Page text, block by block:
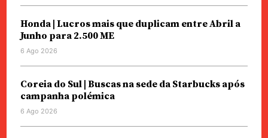
Honda | Lucros mais que duplicam entre Abril a
Junho para 2.500 ME
6 Ago 2026
Coreia do Sul | Buscas na sede da Starbucks após
campanha polémica
6 Ago 2026